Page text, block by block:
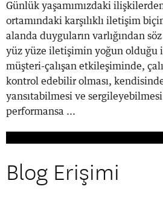
Günlük yaşamımızdaki
ortamındaki karşılıklı iletişim
alanda duyguların varlığından
yüz yüze iletişimin yoğun olduğu
müşteri-çalışan etkileşiminde,
kontrol edebilir olması,
yansıtabilmesi ve sergileyebilmesi
performansa ...
Blog Erişimi